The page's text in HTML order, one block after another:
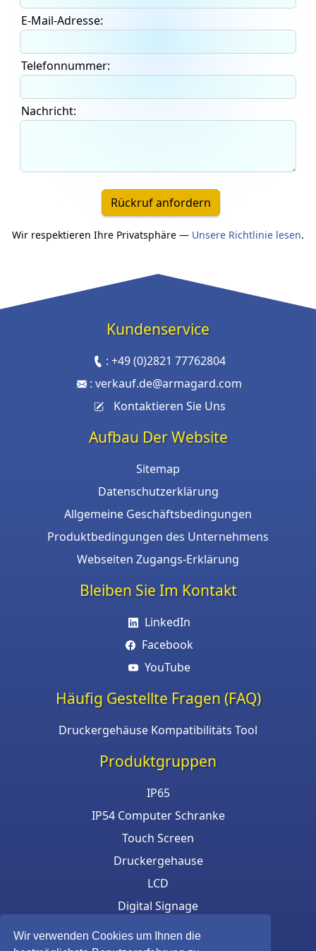
Wir verwenden Cookies um Ihnen die
E-Mail-Adresse:
Telefonnummer:
Nachricht:
Rückruf anfordern
Wir respektieren Ihre Privatsphäre — Unsere Richtlinie lesen.
Kundenservice
: +49 (0)2821 77762804
:verkauf.de@armagard.com
Kontaktieren Sie Uns
Aufbau Der Website
Sitemap
Datenschutzerklärung
Allgemeine Geschäftsbedingungen
Produktbedingungen des Unternehmens
Webseiten Zugangs-Erklärung
Bleiben Sie Im Kontakt
LinkedIn
Facebook
YouTube
Häufig Gestellte Fragen (FAQ)
Druckergehäuse Kompatibilitäts Tool
Produktgruppen
IP65
IP54 Computer Schranke
Touch Screen
Druckergehause
LCD
Digital Signage
Eigensichere Gehäuse